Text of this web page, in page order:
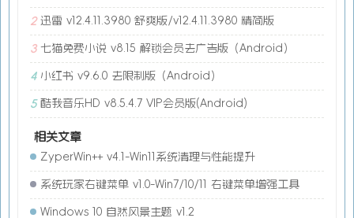
2 迅雷 v12.4.11.3980 舒爽版/v12.4.11.3980 精简版
3 七猫免费小说 v8.15 解锁会员去广告版（Android）
4 小红书 v9.6.0 去限制版（Android）
5 酷我音乐HD v8.5.4.7 VIP会员版(Android)
相关文章
ZyperWin++ v4.1-Win11系统清理与性能提升
系统玩家右键菜单 v1.0-Win7/10/11 右键菜单增强工具
Windows 10 自然风景主题 v1.2